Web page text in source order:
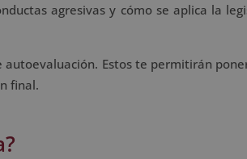
agresivas y cómo se aplica la
Estos te permitirán
final.